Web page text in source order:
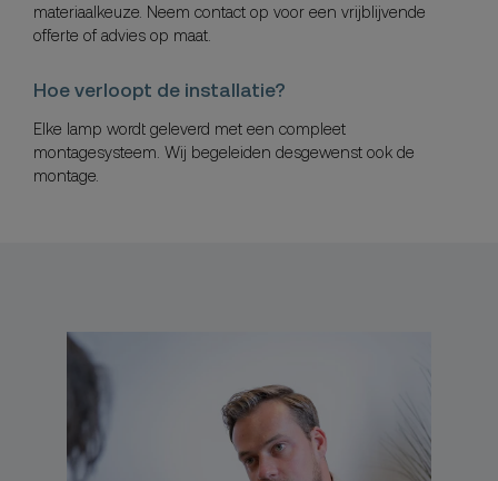
materiaalkeuze. Neem contact op voor een vrijblijvende
offerte of advies op maat.
Hoe verloopt de installatie?
Elke lamp wordt geleverd met een compleet
montagesysteem. Wij begeleiden desgewenst ook de
montage.